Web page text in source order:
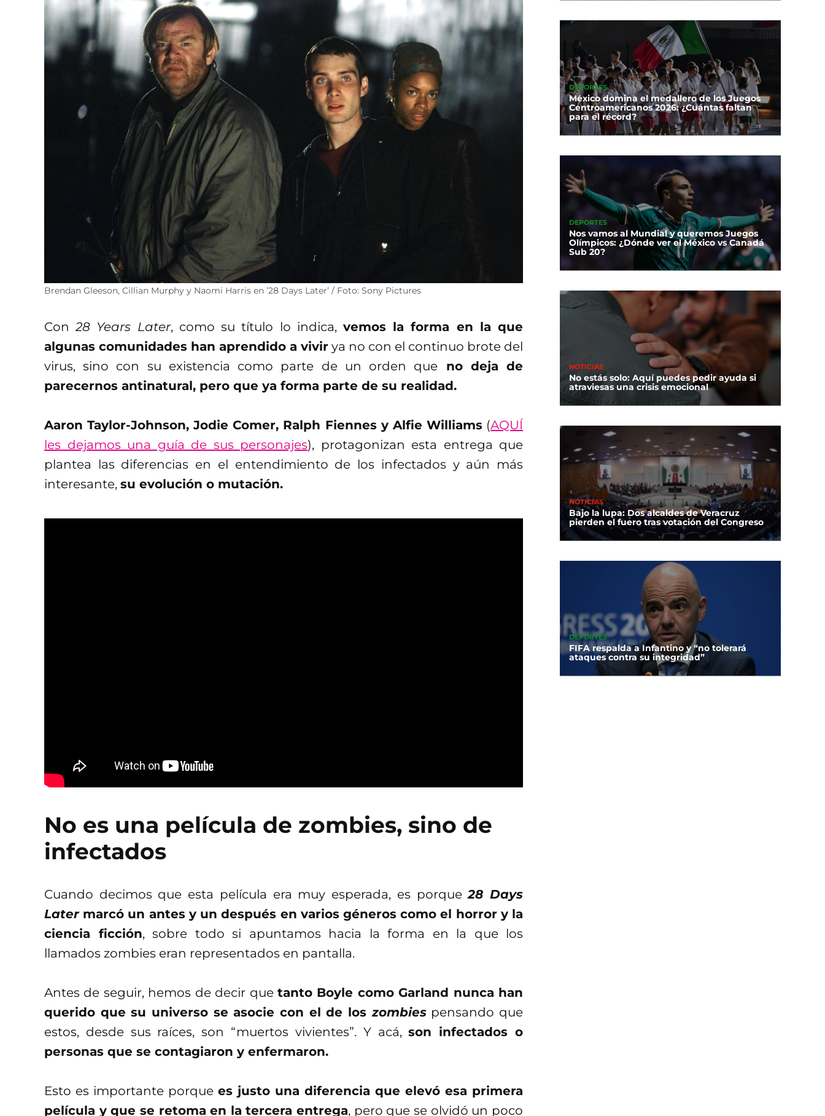
Brendan Gleeson, Cillian Murphy y Naomi Harris en ’28 Days Later’ / Foto: Sony Pictures
Con28 Years Later, como su título lo indica, vemos la forma en la que
algunas comunidades han aprendido a vivir ya no con el continuo brote del
virus, sino con su existencia como parte de un orden que no deja de
parecernos antinatural, pero que ya forma parte de su realidad.
Aaron Taylor-Johnson, Jodie Comer, Ralph Fiennes y Alfie Williams(AQUÍ
les dejamos una guía de sus personajes), protagonizan esta entrega que
plantea las diferencias en el entendimiento de los infectados y aún más
interesante, su evolución o mutación.
No es una película de zombies, sino de
infectados
Cuando decimos que esta película era muy esperada, es porque28 Days
Latermarcó un antes y un después en varios géneros como el horror y la
ciencia ficción, sobre todo si apuntamos hacia la forma en la que los
llamados zombies eran representados en pantalla.
Antes de seguir, hemos de decir que tanto Boyle como Garland nunca han
querido que su universo se asocie con el de loszombiespensando que
estos, desde sus raíces, son “muertos vivientes”. Y acá,son infectados o
personas que se contagiaron y enfermaron.
Esto es importante porque es justo una diferencia que elevó esa primera
película y que se retoma en la tercera entrega, pero que se olvidó un poco
DEPORTES
México domina el medallero de los Juegos
Centroamericanos 2026: ¿Cuántas faltan
para el récord?
DEPORTES
Nos vamos al Mundial y queremos Juegos
Olímpicos: ¿Dónde ver el México vs Canadá
Sub 20?
NOTICIAS
No estás solo: Aquí puedes pedir ayuda si
atraviesas una crisis emocional
NOTICIAS
Bajo la lupa: Dos alcaldes de Veracruz
pierden el fuero tras votación del Congreso
DEPORTES
FIFA respalda a Infantino y “no tolerará
ataques contra su integridad”